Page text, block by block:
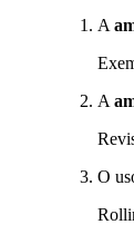
A
A
O